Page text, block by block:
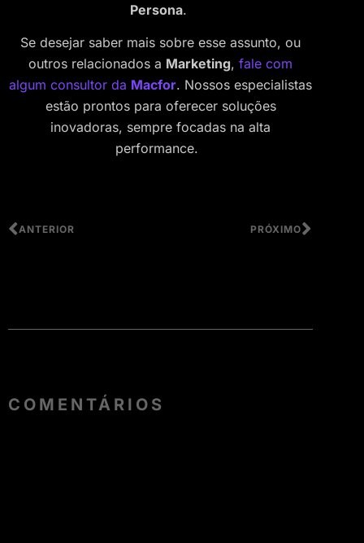
Persona.
Se desejar saber mais sobre esse assunto, ou
outros relacionados a Marketing, fale com
algum consultor da Macfor. Nossos especialistas
estão prontos para oferecer soluções
inovadoras, sempre focadas na alta
performance.
ANTERIOR PRÓXIMO
COMENTÁRIOS